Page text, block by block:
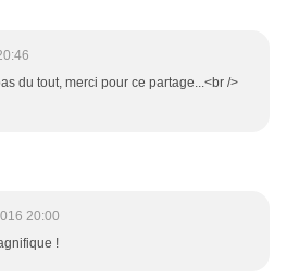
du tout, merci pour ce partage...<br />
20:00
!